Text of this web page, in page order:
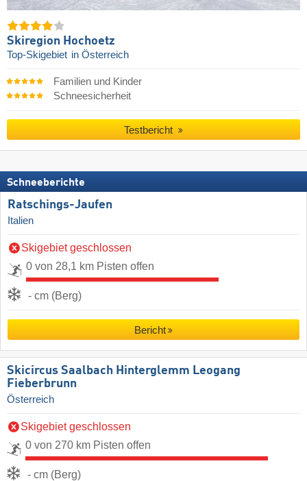
Skiregion Hochoetz
Top-Skigebiet in Österreich
Familien und Kinder
Schneesicherheit
Testbericht
Schneeberichte
Ratschings-Jaufen
Italien
Skigebiet geschlossen
0 von 28,1 km Pisten offen
- cm (Berg)
Bericht
Skicircus Saalbach Hinterglemm Leogang
Fieberbrunn
Österreich
Skigebiet geschlossen
0 von 270 km Pisten offen
- cm (Berg)